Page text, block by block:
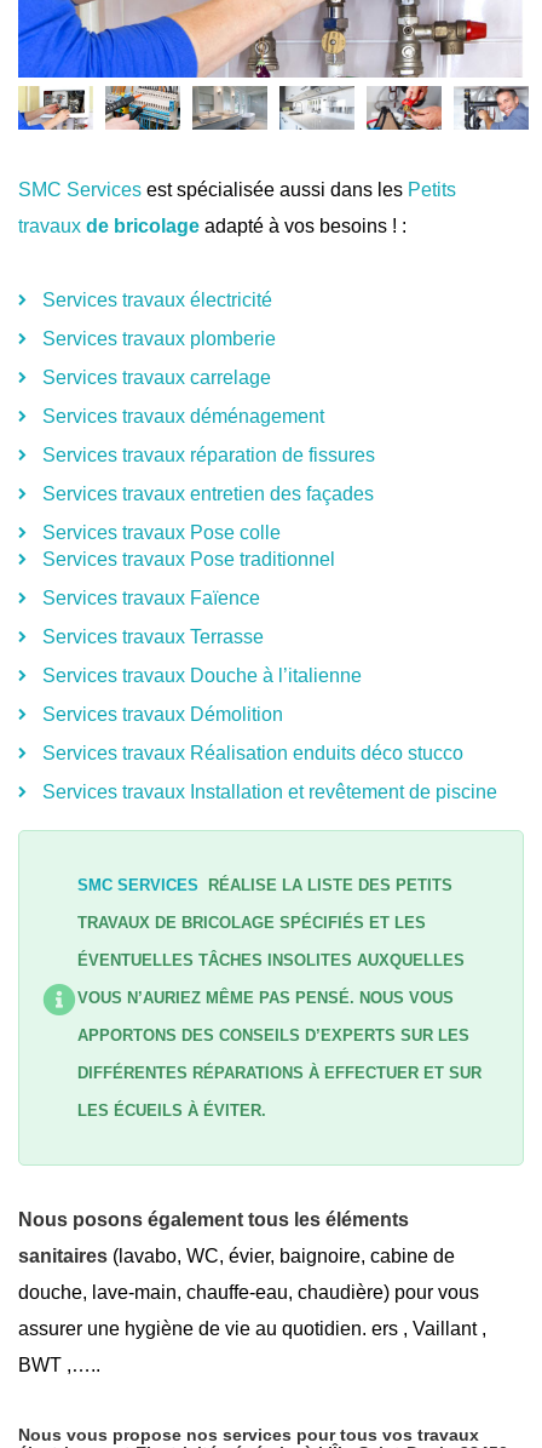
SMC Services est spécialisée aussi dans les Petits
travaux de bricolage adapté à vos besoins ! :
Services travaux électricité
Services travaux plomberie
Services travaux carrelage
Services travaux déménagement
Services travaux réparation de fissures
Services travaux entretien des façades
Services travaux Pose colle
Services travaux Pose traditionnel
Services travaux Faïence
Services travaux Terrasse
Services travaux Douche à l’italienne
Services travaux Démolition
Services travaux Réalisation enduits déco stucco
Services travaux Installation et revêtement de piscine
SMC SERVICES RÉALISE LA LISTE DES PETITS
TRAVAUX DE BRICOLAGE SPÉCIFIÉS ET LES
ÉVENTUELLES TÂCHES INSOLITES AUXQUELLES
VOUS N’AURIEZ MÊME PAS PENSÉ. NOUS VOUS
APPORTONS DES CONSEILS D’EXPERTS SUR LES
DIFFÉRENTES RÉPARATIONS À EFFECTUER ET SUR
LES ÉCUEILS À ÉVITER.
Nous posons également tous les éléments
sanitaires (lavabo, WC, évier, baignoire, cabine de
douche, lave-main, chauffe-eau, chaudière) pour vous
assurer une hygiène de vie au quotidien. ers , Vaillant ,
BWT ,…..
Nous vous propose nos services pour tous vos travaux